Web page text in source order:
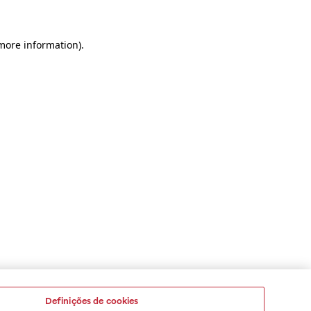
information).
Definições de cookies